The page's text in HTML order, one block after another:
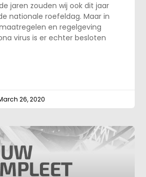
jaren zouden wij ook dit jaar
nationale roefeldag. Maar in
en regelgeving
virus is er echter besloten
26, 2020